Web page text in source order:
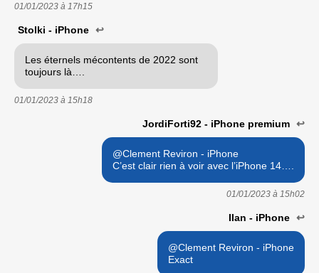
01/01/2023 à 17h15
Stolki - iPhone ↩
Les éternels mécontents de 2022 sont
toujours là….
01/01/2023 à 15h18
JordiForti92 - iPhone premium ↩
@Clement Reviron - iPhone
C’est clair rien à voir avec l’iPhone 14….
01/01/2023 à 15h02
Ilan - iPhone ↩
@Clement Reviron - iPhone
Exact